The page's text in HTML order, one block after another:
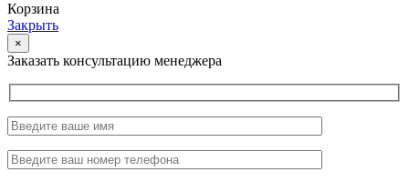
Корзина
Закрыть
×
Заказать консультацию менеджера